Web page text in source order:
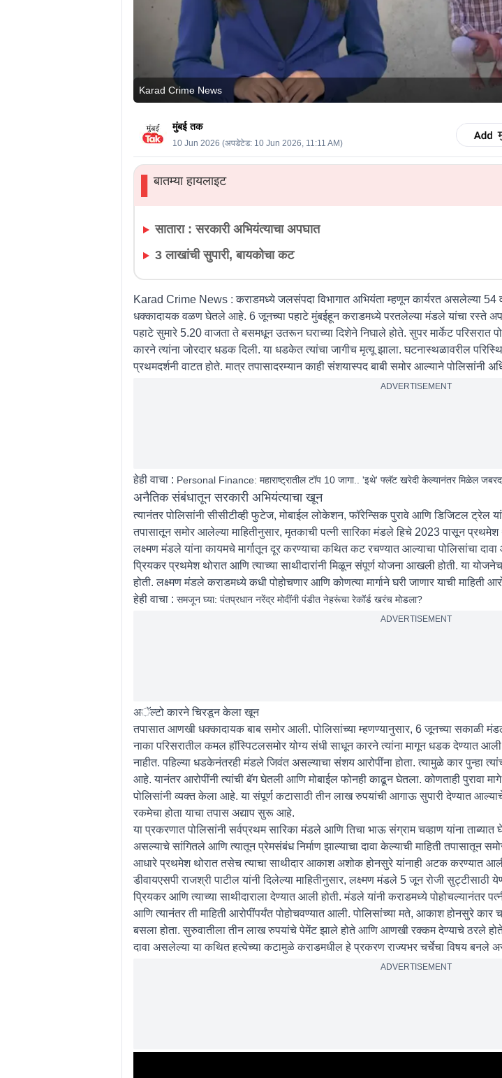
Karad Crime News
मुंबई तक
10 Jun 2026 (अपडेटेड: 10 Jun 2026, 11:11 AM)
▌बातम्या हायलाइट
सातारा : सरकारी अभियंत्याचा अपघात
3 लाखांची सुपारी, बायकोचा कट
Karad Crime News :कराडमध्ये जलसंपदा विभागात अभियंता म्हणून कार्यरत असलेल्या 54
धक्कादायक वळण घेतले आहे. 6 जूनच्या पहाटे मुंबईहून कराडमध्ये परतलेल्या मंडले यांचा रस्ते
पहाटे सुमारे 5.20 वाजता ते बसमधून उतरून घराच्या दिशेने निघाले होते. सुपर मार्केट परिसरात
कारने त्यांना जोरदार धडक दिली. या धडकेत त्यांचा जागीच मृत्यू झाला. घटनास्थळावरील
प्रथमदर्शनी वाटत होते. मात्र तपासादरम्यान काही संशयास्पद बाबी समोर आल्याने
ADVERTISEMENT
हेही वाचा : Personal Finance: महाराष्ट्रातील टॉप 10 जागा.. 'इथे' फ्लॅट खरेदी केल्यानंतर मिळेल
अनैतिक संबंधातून सरकारी अभियंत्याचा खून
त्यानंतर पोलिसांनी सीसीटीव्ही फुटेज, मोबाईल लोकेशन, फॉरेन्सिक पुरावे आणि डिजिटल ट्रेल
तपासातून समोर आलेल्या माहितीनुसार, मृतकाची पत्नी सारिका मंडले हिचे 2023 पासून
लक्ष्मण मंडले यांना कायमचे मार्गातून दूर करण्याचा कथित कट रचण्यात आल्याचा पोलिसांचा दावा
प्रियकर प्रथमेश थोरात आणि त्याच्या साथीदारांनी मिळून संपूर्ण योजना आखली होती. या
होती. लक्ष्मण मंडले कराडमध्ये कधी पोहोचणार आणि कोणत्या मार्गाने घरी जाणार याची माहिती
हेही वाचा : समजून घ्या: पंतप्रधान नरेंद्र मोदींनी पंडीत नेहरूंचा रेकॉर्ड खरंच मोडला?
ADVERTISEMENT
अॅल्टो कारने चिरडून केला खून
तपासात आणखी धक्कादायक बाब समोर आली. पोलिसांच्या म्हणण्यानुसार, 6 जूनच्या सकाळी
नाका परिसरातील कमल हॉस्पिटलसमोर योग्य संधी साधून कारने त्यांना मागून धडक देण्यात
नाहीत. पहिल्या धडकेनंतरही मंडले जिवंत असल्याचा संशय आरोपींना होता. त्यामुळे कार पुन्हा
आहे. यानंतर आरोपींनी त्यांची बॅग घेतली आणि मोबाईल फोनही काढून घेतला. कोणताही पुरावा
पोलिसांनी व्यक्त केला आहे. या संपूर्ण कटासाठी तीन लाख रुपयांची आगाऊ सुपारी देण्यात
रकमेचा होता याचा तपास अद्याप सुरू आहे.
या प्रकरणात पोलिसांनी सर्वप्रथम सारिका मंडले आणि तिचा भाऊ संग्राम चव्हाण यांना
असल्याचे सांगितले आणि त्यातून प्रेमसंबंध निर्माण झाल्याचा दावा केल्याची माहिती तपासातून
आधारे प्रथमेश थोरात तसेच त्याचा साथीदार आकाश अशोक होनसुरे यांनाही अटक करण्यात
डीवायएसपी राजश्री पाटील यांनी दिलेल्या माहितीनुसार, लक्ष्मण मंडले 5 जून रोजी सुट्टीसाठी
प्रियकर आणि त्याच्या साथीदाराला देण्यात आली होती. मंडले यांनी कराडमध्ये पोहोचल्यानंतर
आणि त्यानंतर ती माहिती आरोपींपर्यंत पोहोचवण्यात आली. पोलिसांच्या मते, आकाश होनसुरे कार
बसला होता. सुरुवातीला तीन लाख रुपयांचे पेमेंट झाले होते आणि आणखी रक्कम देण्याचे ठरले
दावा असलेल्या या कथित हत्येच्या कटामुळे कराडमधील हे प्रकरण राज्यभर चर्चेचा विषय
ADVERTISEMENT